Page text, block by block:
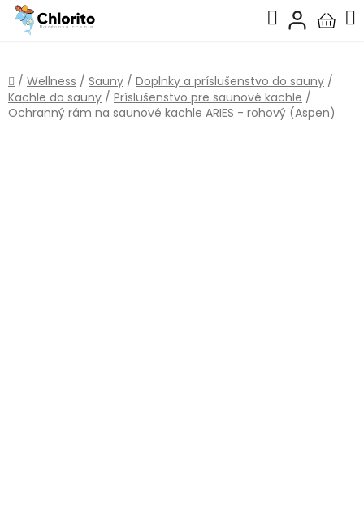
Prejsť
obsah
Hľadať
košík
Domov
/ Wellness / Sauny / Doplnky a príslušenstvo do sauny /
Kachle do sauny / Príslušenstvo pre saunové kachle /
Ochranný rám na saunové kachle ARIES - rohový (Aspen)